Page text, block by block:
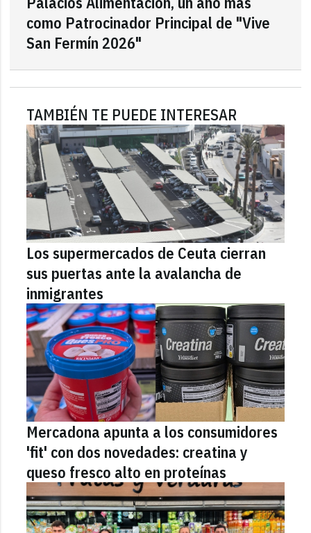
como Patrocinador Principal de "Vive
San Fermín 2026"
TAMBIÉN TE PUEDE INTERESAR
Los supermercados de Ceuta cierran
sus puertas ante la avalancha de
inmigrantes
Mercadona apunta a los consumidores
'fit' con dos novedades: creatina y
queso fresco alto en proteínas